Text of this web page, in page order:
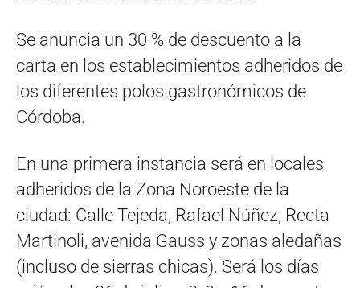
Se anuncia un 30 % de descuento a la
carta en los establecimientos adheridos de
los diferentes polos gastronómicos de
Córdoba.
En una primera instancia será en locales
adheridos de la Zona Noroeste de la
ciudad: Calle Tejeda, Rafael Núñez, Recta
Martinoli, avenida Gauss y zonas aledañas
(incluso de sierras chicas). Será los días